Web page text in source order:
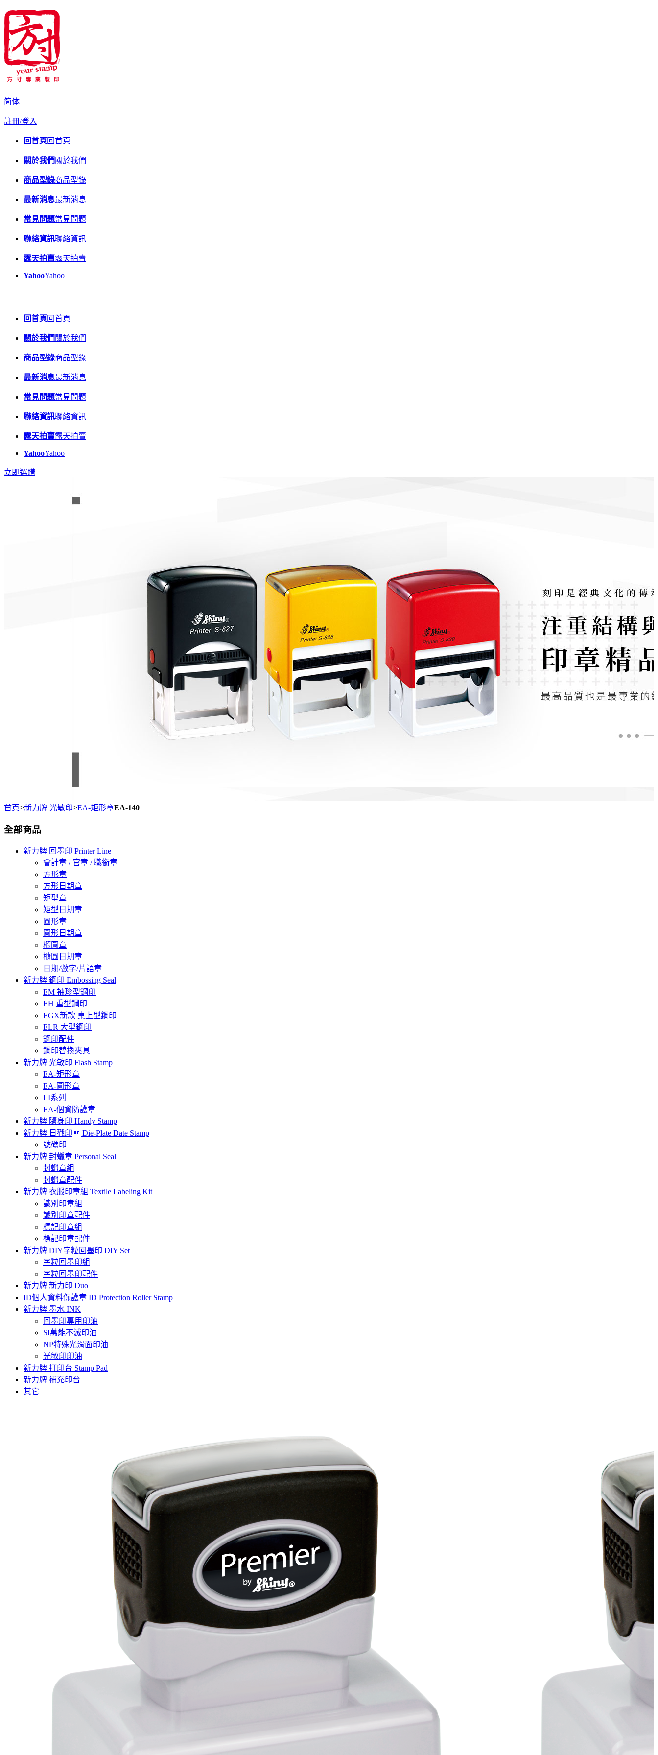
简体
註冊/登入
回首頁回首頁
關於我們 關於我們
商品型錄商品型錄
最新消息最新消息
常見問題常見問題
聯絡資訊聯絡資訊
露天拍賣露天拍賣
YahooYahoo
回首頁回首頁
關於我們 關於我們
商品型錄商品型錄
最新消息最新消息
常見問題常見問題
聯絡資訊聯絡資訊
露天拍賣露天拍賣
YahooYahoo
立即選購
首頁>新力牌 光敏印>EA-矩形章EA-140
全部商品
新力牌 回墨印 Printer Line
會計章 / 官章 / 職銜章
方形章
方形日期章
矩型章
矩型日期章
圓形章
圓形日期章
橢圓章
橢圓日期章
日期/數字/片語章
新力牌 鋼印 Embossing Seal
EM 袖珍型鋼印
EH 重型鋼印
EGX新款 桌上型鋼印
ELR 大型鋼印
鋼印配件
鋼印替換夾具
新力牌 光敏印 Flash Stamp
EA-矩形章
EA-圓形章
LI系列
EA-個資防護章
新力牌 隨身印 Handy Stamp
新力牌 日戳印 Die-Plate Date Stamp
號碼印
新力牌 封蠟章 Personal Seal
封蠟章組
封蠟章配件
新力牌 衣服印章組 Textile Labeling Kit
識別印章組
識別印章配件
標記印章組
標記印章配件
新力牌 DIY字粒回墨印 DIY Set
字粒回墨印組
字粒回墨印配件
新力牌 新力印 Duo
ID個人資料保護章 ID Protection Roller Stamp
新力牌 墨水 INK
回墨印專用印油
SI萬能不滅印油
NP特殊光滑面印油
光敏印印油
新力牌 打印台 Stamp Pad
新力牌 補充印台
其它